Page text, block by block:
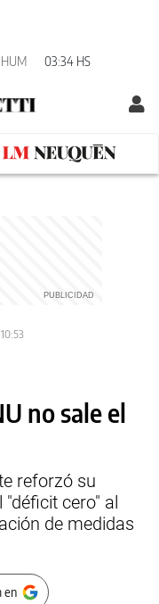
HUM 03:34 HS
no sale el
reforzó su
cero" al
de medidas
en